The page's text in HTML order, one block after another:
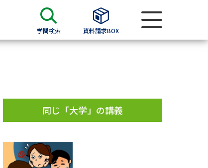
学問検索 資料請求BOX
過去問題集
同じ「大学」の講義